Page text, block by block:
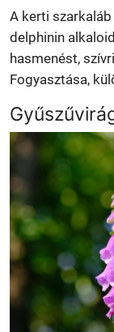
A kerti szarkaláb
delphinin
hasmenést,
Fogyasztása,